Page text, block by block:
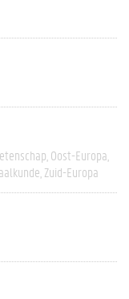
Oost-Europa
Zuid-Europa